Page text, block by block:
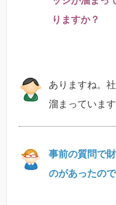
りますか？
ありますね。
溜まっていま
事前の質問で
のがあったので